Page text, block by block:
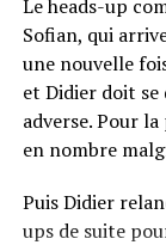
Le heads-up
Sofian, qui
une nouvelle
et Didier doit
adverse. Pour
en nombre
Puis Didier
ups de suite